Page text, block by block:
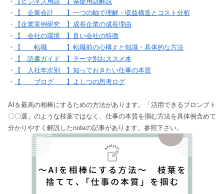
・
【 企業会計 】一つの軸で理解・収益構造とコスト分析
・
【企業実例研究 】成長企業の成長理由
・
【 会社の環境 】良い会社の特徴
・
【 転職 】転職前の心構えと知識・具体的な方法
・
【 読書ガイド 】テーマ別おススメ本
・
【 入社年次別 】知っておきたい仕事の本質
・
【 ブログ 】よしつの思考ログ
AIを最高の相棒にするための方法があります。「活用できるプロンプト
〇〇選」のような枝葉ではなく、仕事の本質を掴む方法を具体例含めて
分かりやすく解説したnoteの記事があります。参照下さい。